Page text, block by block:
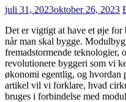
juli 31, 2023oktober 26, 2023
Det er vigtigt at have et øje
når man skal bygge.
fremadstormende teknologier,
revolutionere byggeri som vi
økonomi egentlig, og hvordan
artikel vil vi forklare, hvad
bruges i forbindelse med